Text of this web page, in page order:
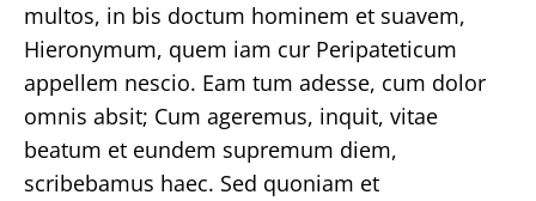
multos, in bis doctum hominem et suavem,
Hieronymum, quem iam cur Peripateticum
appellem nescio. Eam tum adesse, cum dolor
omnis absit; Cum ageremus, inquit, vitae
beatum et eundem supremum diem,
scribebamus haec. Sed quoniam et